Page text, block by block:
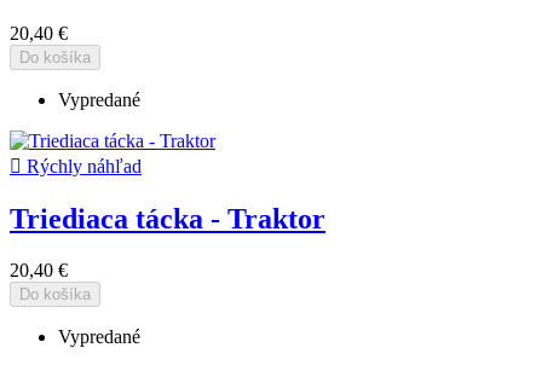
20,40 €
Do košíka
Vypredané
 Rýchly náhľad
Triediaca tácka - Traktor
20,40 €
Do košíka
Vypredané